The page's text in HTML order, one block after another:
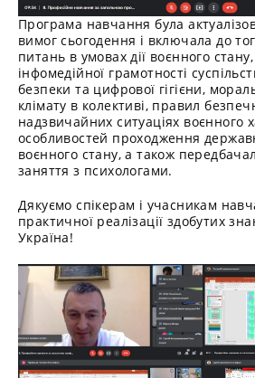
Програма навчання була
вимог сьогодення і включала до
питань в умовах дії воєнного
інфомедійної грамотності
безпеки та цифрової гігієни,
клімату в колективі, правил
надзвичайних ситуаціях воєнного
особливостей проходження
воєнного стану, а також
заняття з психологами.
Дякуємо спікерам і учасникам
практичної реалізації здобутих
Україна!